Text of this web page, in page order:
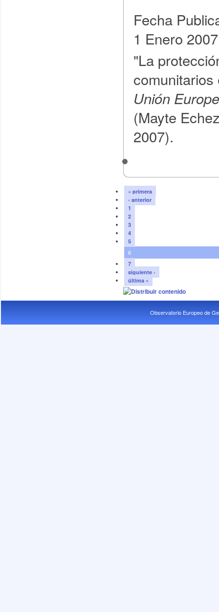
Fecha
1 Enero 2007
"La
Unión
(Mayte
2007).
« primera
‹ anterior
1
2
3
4
5
6
7
siguiente ›
última »
Observatorio Europeo de